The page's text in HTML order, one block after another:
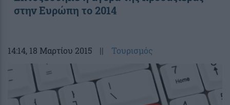
στην Ευρώπη το 2014
14:14, 18 Μαρτίου 2015 || Τουρισμός